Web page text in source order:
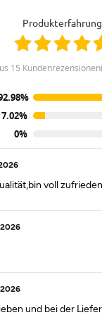
Produkterfahrung
15
7.02%
0%
voll zufrieden.
und bei der